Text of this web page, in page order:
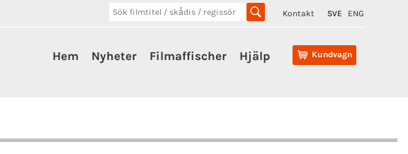
Kontakt SVE ENG
Kundvagn
Hem Nyheter Filmaffischer Hjälp